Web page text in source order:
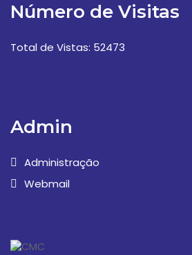
Número de Visitas
Total de Vistas: 52473
Admin
Administração
Webmail